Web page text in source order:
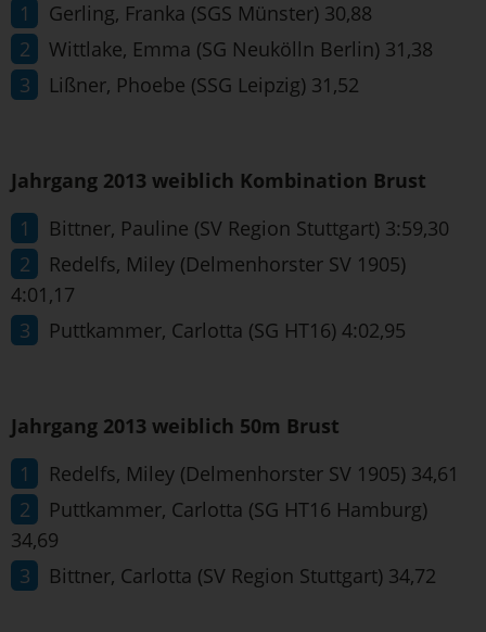
Gerling, Franka (SGS Münster) 30,88
Wittlake, Emma (SG Neukölln Berlin) 31,38
Lißner, Phoebe (SSG Leipzig) 31,52
Jahrgang 2013 weiblich Kombination Brust
Bittner, Pauline (SV Region Stuttgart) 3:59,30
Redelfs, Miley (Delmenhorster SV 1905)
4:01,17
Puttkammer, Carlotta (SG HT16) 4:02,95
Jahrgang 2013 weiblich 50m Brust
Redelfs, Miley (Delmenhorster SV 1905) 34,61
Puttkammer, Carlotta (SG HT16 Hamburg)
34,69
Bittner, Carlotta (SV Region Stuttgart) 34,72